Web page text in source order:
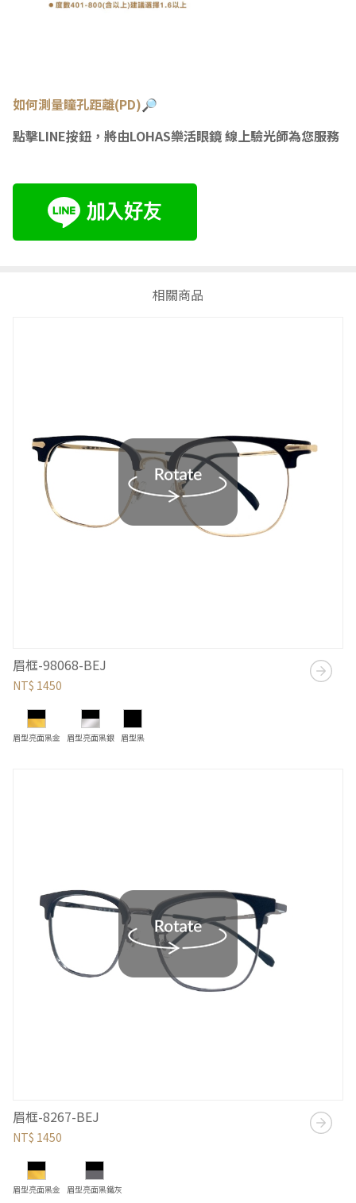
如何測量瞳孔距離(PD)🔎
點擊LINE按鈕，將由LOHAS樂活眼鏡 線上驗光師為您服務
相關商品
眉框-98068-BEJ
NT$ 1450
眉型亮面黑金 眉型亮面黑銀 眉型黑
眉框-8267-BEJ
NT$ 1450
眉型亮面黑金 眉型亮面黑鐵灰